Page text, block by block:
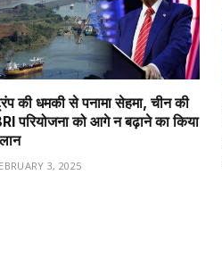
की धमकी से पनामा सेहमा, चीन की
परियोजना को आगे न बढ़ाने का किया
3, 2025